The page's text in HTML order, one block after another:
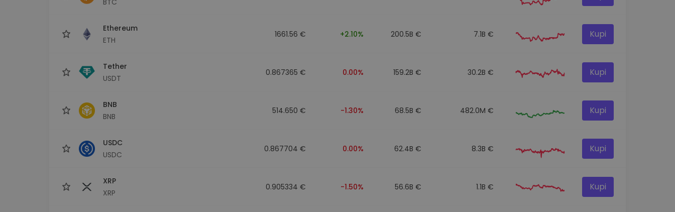
Ethereum
ETH
1661.56 € +2.10% 200.5B € 7.1B € Kupi
Tether
USDT
0.867365 € 0.00% 159.2B € 30.2B € Kupi
BNB
BNB
514.650 € -1.30% 68.5B € 482.0M € Kupi
USDC
USDC
0.867704 € 0.00% 62.4B € 8.3B € Kupi
XRP
XRP
0.905334 € -1.50% 56.6B € 1.1B € Kupi